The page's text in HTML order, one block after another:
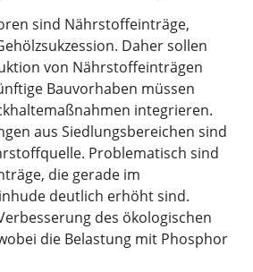
sind Nährstoffeinträge,
Daher sollen
von Nährstoffeinträgen
Bauvorhaben müssen
integrieren.
aus Siedlungsbereichen sind
Problematisch sind
die gerade im
deutlich erhöht sind.
des ökologischen
die Belastung mit Phosphor